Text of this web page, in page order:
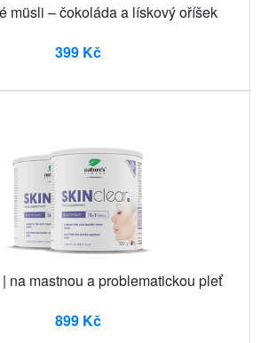
müsli – čokoláda a lískový oříšek
399 Kč
na mastnou a problematickou pleť
899 Kč